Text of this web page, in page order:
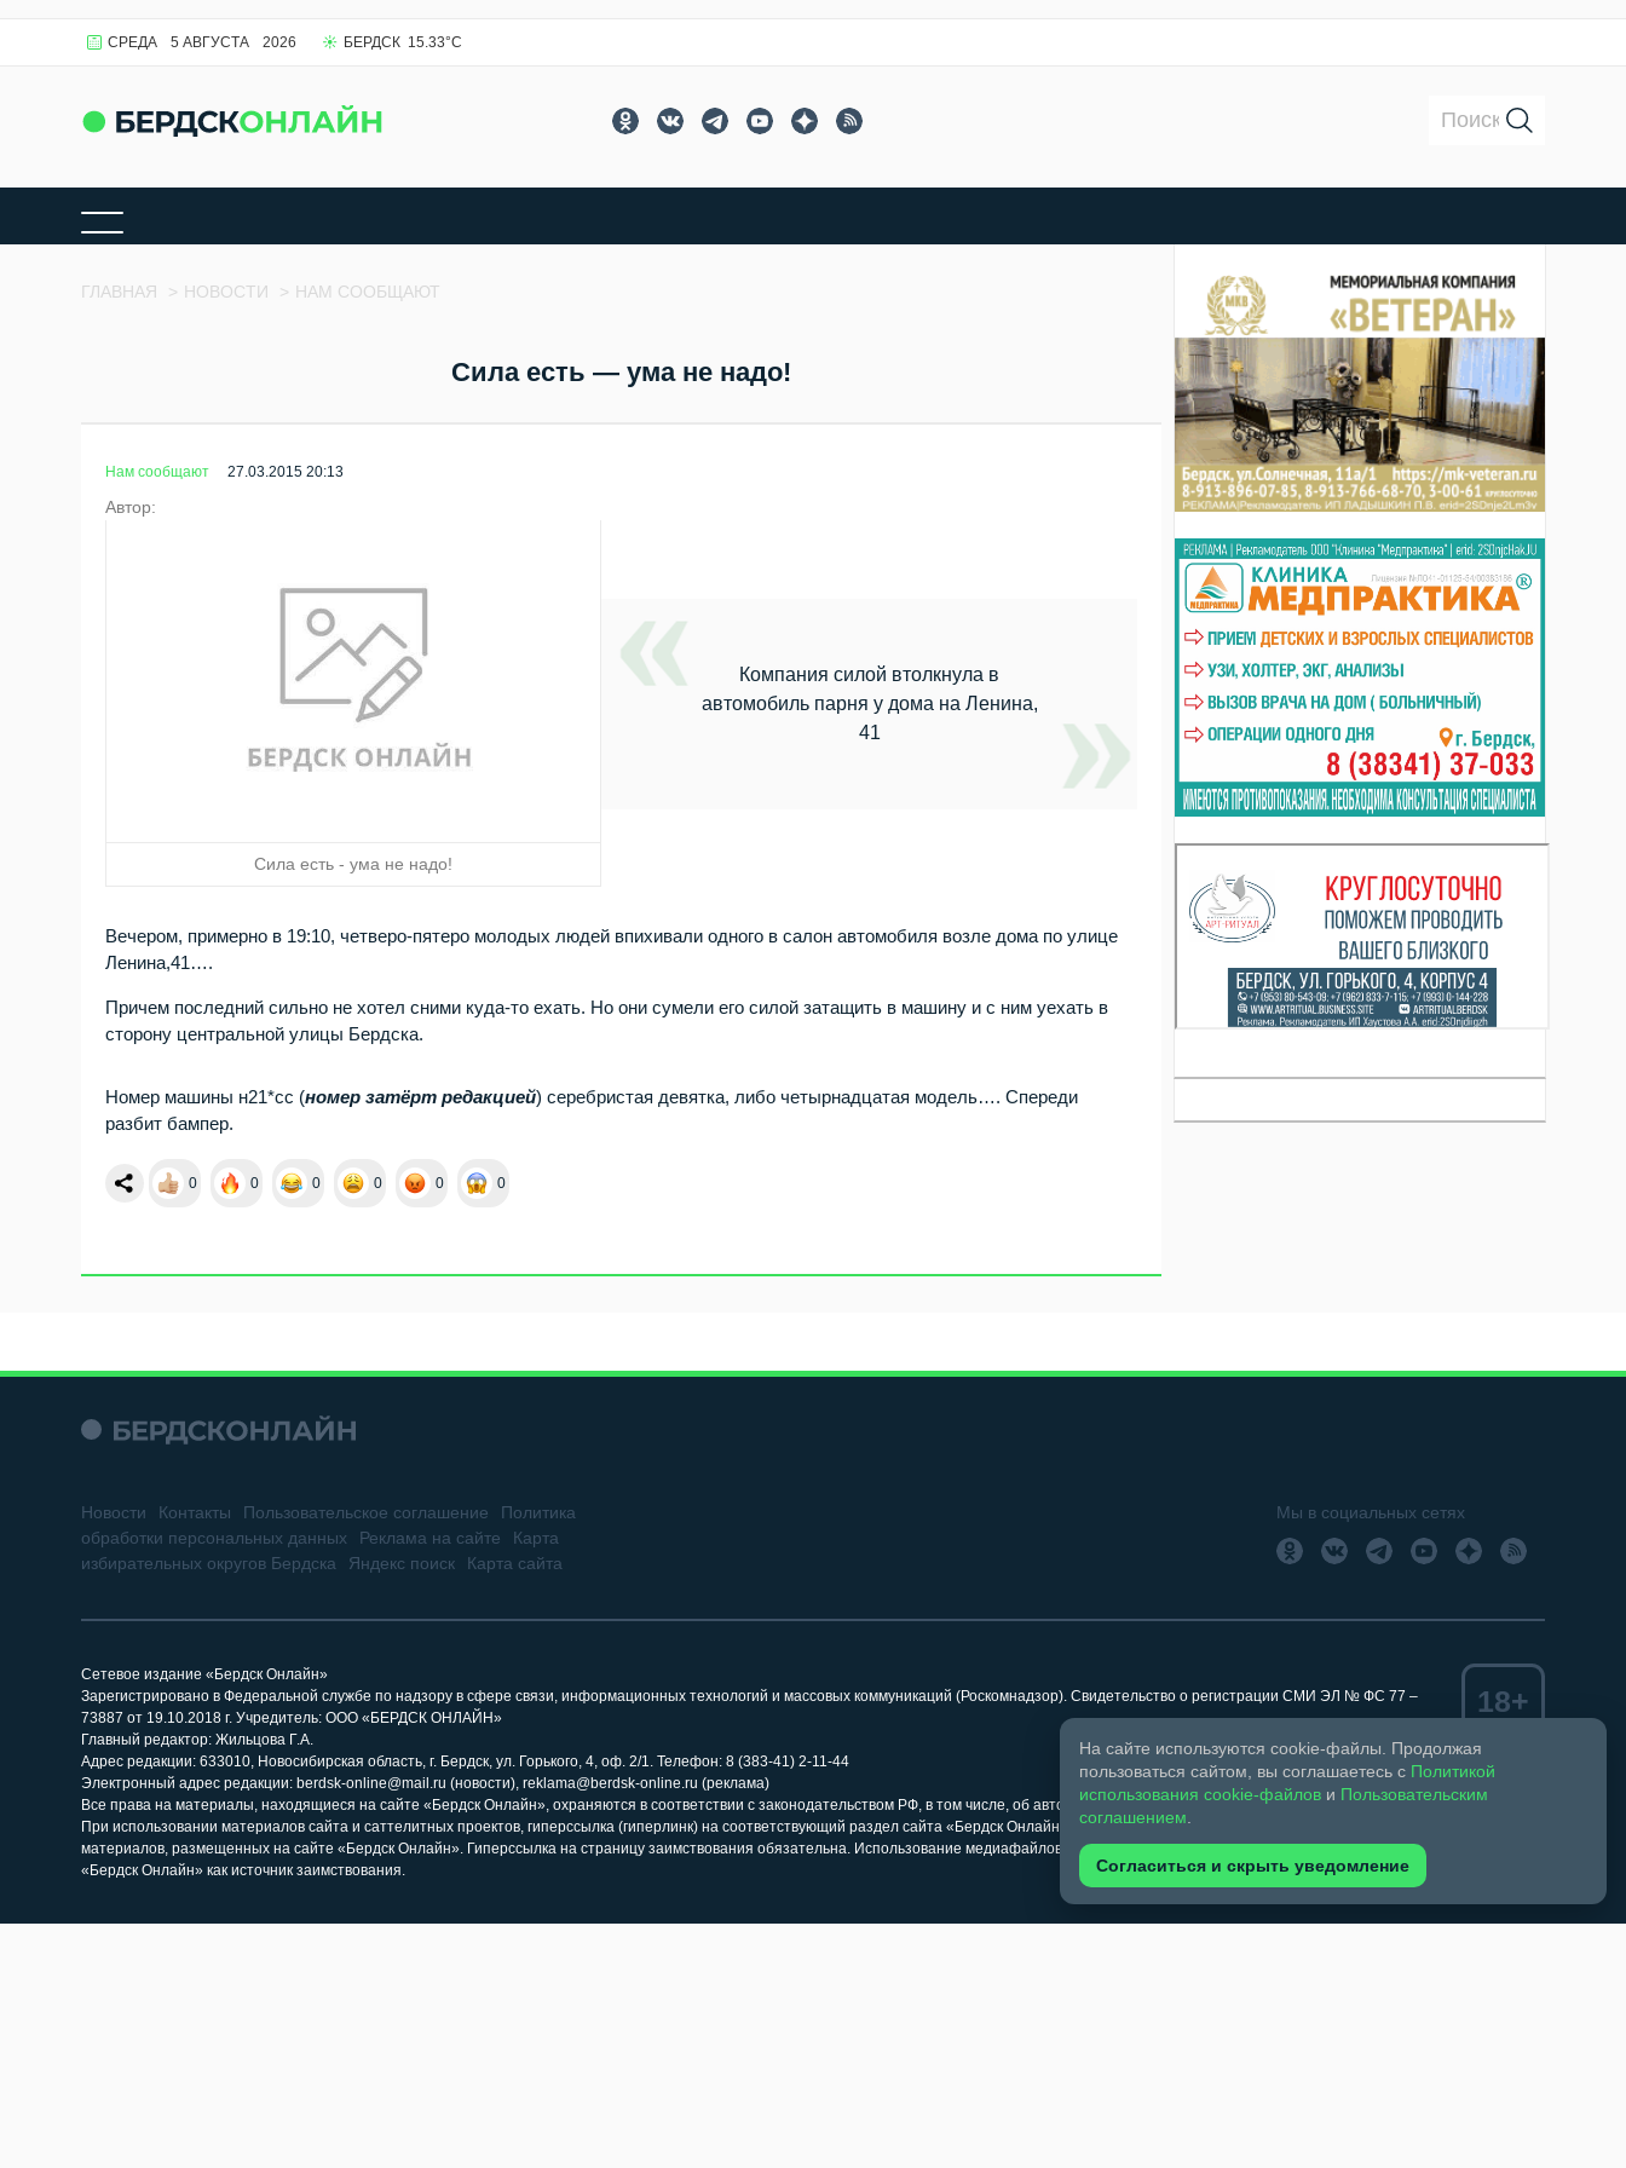
СРЕДА 5 АВГУСТА 2026 БЕРДСК 15.33°C
ГЛАВНАЯ > НОВОСТИ > НАМ СООБЩАЮТ
Сила есть — ума не надо!
Нам сообщают 27.03.2015 20:13
Автор:
Сила есть - ума не надо!
Компания силой втолкнула в
автомобиль парня у дома на Ленина,
41
Вечером, примерно в 19:10, четверо-пятеро молодых людей впихивали одного в салон автомобиля возле дома по улице
Ленина,41….
Причем последний сильно не хотел сними куда-то ехать. Но они сумели его силой затащить в машину и с ним уехать в
сторону центральной улицы Бердска.
Номер машины н21*сс (номер затёрт редакцией) серебристая девятка, либо четырнадцатая модель…. Спереди
разбит бампер.
0 0 0 0 0 0
Новости Контакты Пользовательское соглашение
Политика
обработки персональных данных
Реклама на сайте
Карта
избирательных округов Бердска
Яндекс поиск Карта сайта
Мы в социальных сетях
Сетевое издание «Бердск Онлайн»
Зарегистрировано в Федеральной службе по надзору в сфере связи, информационных технологий и массовых коммуникаций (Роскомнадзор). Свидетельство о регистрации СМИ ЭЛ № ФС 77 –
73887 от 19.10.2018 г. Учредитель: ООО «БЕРДСК ОНЛАЙН»
Главный редактор: Жильцова Г.А.
Адрес редакции: 633010, Новосибирская область, г. Бердск, ул. Горького, 4, оф. 2/1. Телефон: 8 (383-41) 2-11-44
Электронный адрес редакции: berdsk-online@mail.ru (новости), reklama@berdsk-online.ru (реклама)
Все права на материалы, находящиеся на сайте «Бердск Онлайн», охраняются в соответствии с законодательством РФ, в том числе, об авторском праве и смежных правах.
При использовании материалов сайта и саттелитных проектов, гиперссылка (гиперлинк) на соответствующий раздел сайта «Бердск Онлайн» обязательна. Запрещается перепечатка более 30%
материалов, размещенных на сайте «Бердск Онлайн». Гиперссылка на страницу заимствования обязательна. Использование медиафайлов разрешено при указании автора фото и ссылки на
«Бердск Онлайн» как источник заимствования.
18+
На сайте используются cookie-файлы. Продолжая
пользоваться сайтом, вы соглашаетесь с Политикой
использования cookie-файлов и Пользовательским
соглашением
Согласиться и скрыть уведомление